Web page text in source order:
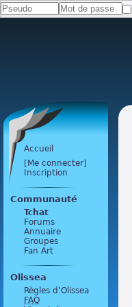
Accueil
[Me connecter]
Inscription
Communauté
Tchat
Forums
Annuaire
Groupes
Fan Art
Olissea
Règles d’Olissea
FAQ